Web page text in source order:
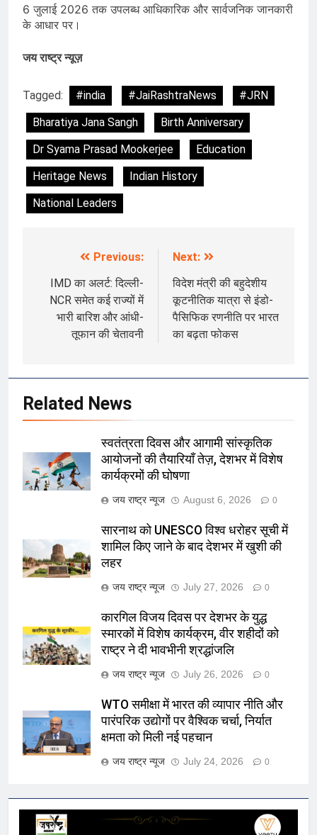
6 जुलाई 2026 तक उपलब्ध आधिकारिक और सार्वजनिक जानकारी
के आधार पर।
जय राष्ट्र न्यूज़
Tagged: #india #JaiRashtraNews
#JRN
Bharatiya Jana Sangh
Birth Anniversary
Dr Syama Prasad Mookerjee
Education
Heritage News
Indian History
National Leaders
navigation
Previous:
IMD का अलर्ट: दिल्ली-
NCR समेत कई राज्यों में
भारी बारिश और आंधी-
तूफान की चेतावनी
Next:
विदेश मंत्री की बहुदेशीय
कूटनीतिक यात्रा से इंडो-
पैसिफिक रणनीति पर भारत
का बढ़ता फोकस
Related News
स्वतंत्रता दिवस और आगामी सांस्कृतिक
आयोजनों की तैयारियाँ तेज़, देशभर में विशेष
कार्यक्रमों की घोषणा
जय राष्ट्र न्यूज August 6, 2026 0
सारनाथ को UNESCO विश्व धरोहर सूची में
शामिल किए जाने के बाद देशभर में खुशी की
लहर
जय राष्ट्र न्यूज July 27, 2026 0
कारगिल विजय दिवस पर देशभर के युद्ध
स्मारकों में विशेष कार्यक्रम, वीर शहीदों को
राष्ट्र ने दी भावभीनी श्रद्धांजलि
जय राष्ट्र न्यूज July 26, 2026 0
WTO समीक्षा में भारत की व्यापार नीति और
पारंपरिक उद्योगों पर वैश्विक चर्चा, निर्यात
क्षमता को मिली नई पहचान
जय राष्ट्र न्यूज July 24, 2026 0